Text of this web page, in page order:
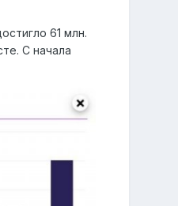
61 млн.
С начала